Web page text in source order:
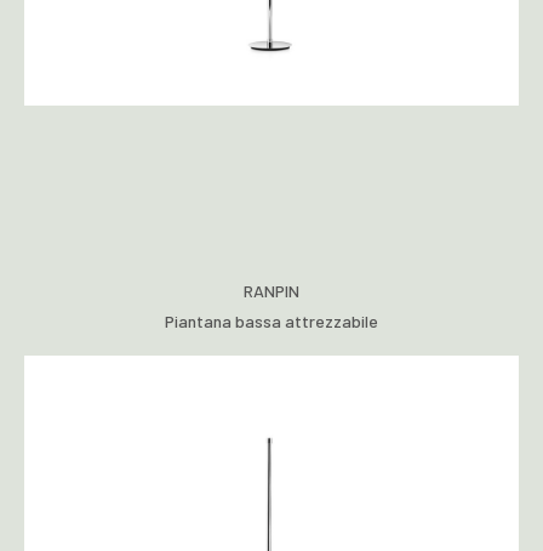
RANPIN
Piantana bassa attrezzabile